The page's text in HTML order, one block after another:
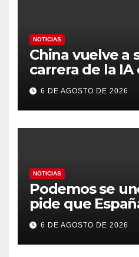
NOTICIAS
China vuelve a
carrera de la IA
modelo capaz
durante días
humana
6 DE AGOSTO DE 2026
NOTICIAS
Podemos se
pide que
el Mundial
Marruecos por
contra la
6 DE AGOSTO DE 2026